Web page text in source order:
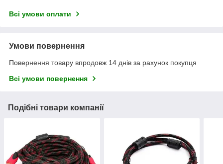
Всі умови оплати
Умови повернення
Повернення товару впродовж 14 днів за рахунок покупця
Всі умови повернення
Подібні товари компанії